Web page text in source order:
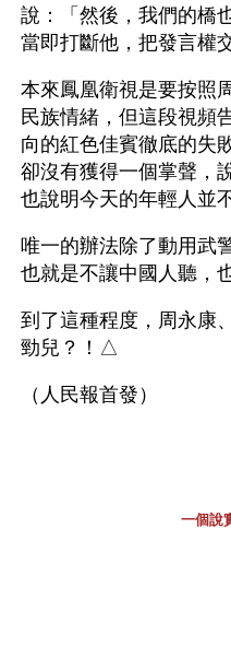
說：「然後，我們的
當即打斷他，把發言權
本來鳳凰衛視是要按照
民族情緒，但這段視頻
向的紅色佳賓徹底的失
卻沒有獲得一個掌聲，
也說明今天的年輕人並
唯一的辦法除了動用武
也就是不讓中國人聽，
到了這種程度，周永康
勁兒？！△
（人民報首發）
一個說